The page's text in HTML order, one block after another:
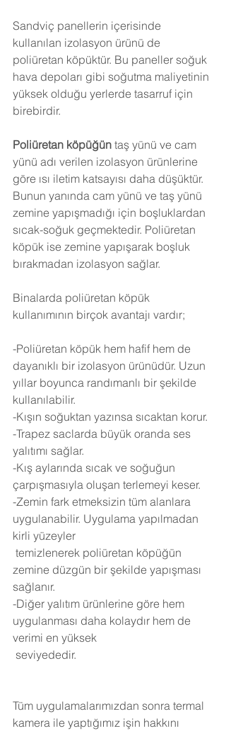
Sandviç panellerin içerisinde
kullanılan izolasyon ürünü de
poliüretan köpüktür. Bu paneller soğuk
hava depoları gibi soğutma maliyetinin
yüksek olduğu yerlerde tasarruf için
birebirdir.
Poliüretan köpüğün taş yünü ve cam
yünü adı verilen izolasyon ürünlerine
göre ısı iletim katsayısı daha düşüktür.
Bunun yanında cam yünü ve taş yünü
zemine yapışmadığı için boşluklardan
sıcak-soğuk geçmektedir. Poliüretan
köpük ise zemine yapışarak boşluk
bırakmadan izolasyon sağlar.
Binalarda poliüretan köpük
kullanımının birçok avantajı vardır;
-Poliüretan köpük hem hafif hem de
dayanıklı bir izolasyon ürünüdür. Uzun
yıllar boyunca randımanlı bir şekilde
kullanılabilir.
-Kışın soğuktan yazınsa sıcaktan korur.
-Trapez saclarda büyük oranda ses
yalıtımı sağlar.
-Kış aylarında sıcak ve soğuğun
çarpışmasıyla oluşan terlemeyi keser.
-Zemin fark etmeksizin tüm alanlara
uygulanabilir. Uygulama yapılmadan
kirli yüzeyler
zemine düzgün bir şekilde yapışması
sağlanır.
-Diğer yalıtım ürünlerine göre hem
uygulanması daha kolaydır hem de
verimi en yüksek
seviyededir.
Tüm uygulamalarımızdan sonra termal
kamera ile yaptığımız işin hakkını